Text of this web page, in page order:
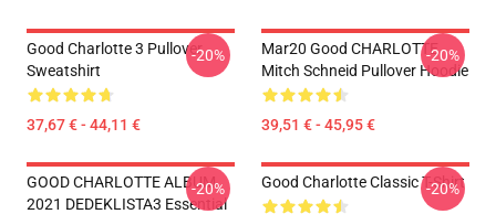
Good Charlotte 3 Pullover
Sweatshirt
37,67 € - 44,11 €
-20%
Mar20 Good CHARLOTTE
Mitch Schneid Pullover Hoodie
39,51 € - 45,95 €
-20%
GOOD CHARLOTTE ALBUM
2021 DEDEKLISTA3 Essential
-20% Good Charlotte Classic T-Shirt
-20%